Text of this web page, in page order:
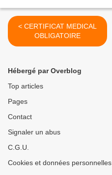
< CERTIFICAT MEDICAL
OBLIGATOIRE
Hébergé par Overblog
Top articles
Pages
Contact
Signaler un abus
C.G.U.
Cookies et données personnelles